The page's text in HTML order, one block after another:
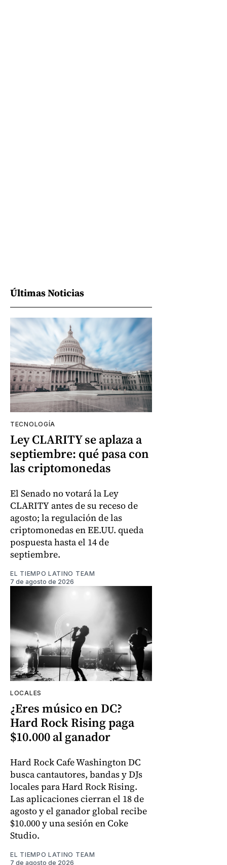
Últimas Noticias
TECNOLOGÍA
Ley CLARITY se aplaza a
septiembre: qué pasa con
las criptomonedas
El Senado no votará la Ley
CLARITY antes de su receso de
agosto; la regulación de las
criptomonedas en EE.UU. queda
pospuesta hasta el 14 de
septiembre.
EL TIEMPO LATINO TEAM
7 de agosto de 2026
LOCALES
¿Eres músico en DC?
Hard Rock Rising paga
$10.000 al ganador
Hard Rock Cafe Washington DC
busca cantautores, bandas y DJs
locales para Hard Rock Rising.
Las aplicaciones cierran el 18 de
agosto y el ganador global recibe
$10.000 y una sesión en Coke
Studio.
EL TIEMPO LATINO TEAM
7 de agosto de 2026